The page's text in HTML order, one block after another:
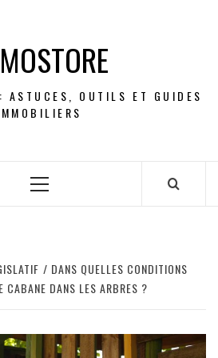
ASTUCES, OUTILS ET GUIDES
Primary
DANS QUELLES CONDITIONS
CABANE DANS LES ARBRES ?